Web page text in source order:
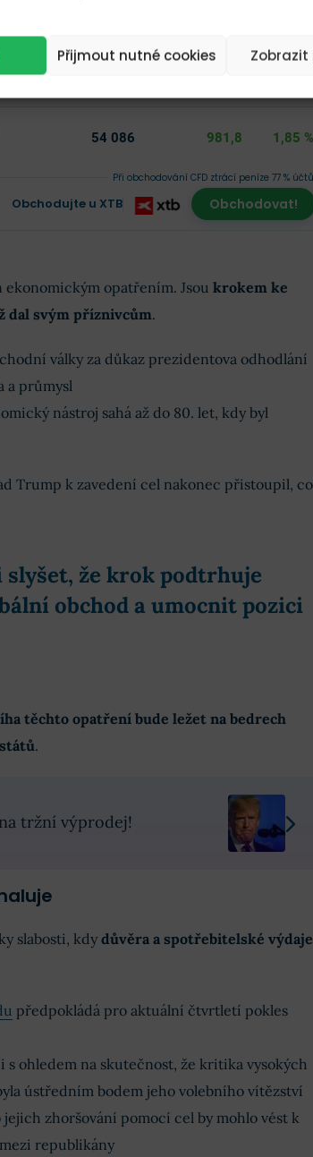
Přijmout nutné cookies Zobrazit
54 086 981,8 1,85 %
Obchodujte u XTB
Při obchodování CFD ztrácí peníze 77 %
Obchodovat!
opatřením. Jsou krokem ke
dal svým příznivcům.
války za důkaz prezidentova odhodlání
a průmysl
nástroj sahá až do 80. let, kdy byl
Trump k zavedení cel nakonec přistoupil,
že krok podtrhuje
obchod a umocnit pozici
těchto opatření bude ležet na bedrech
.
tržní výprodej!
slabosti, kdy důvěra a spotřebitelské výdaje
předpokládá pro aktuální čtvrtletí pokles
ohledem na skutečnost, že kritika vysokých
ústředním bodem jeho volebního vítězství
zhoršování pomocí cel by mohlo vést k
republikány